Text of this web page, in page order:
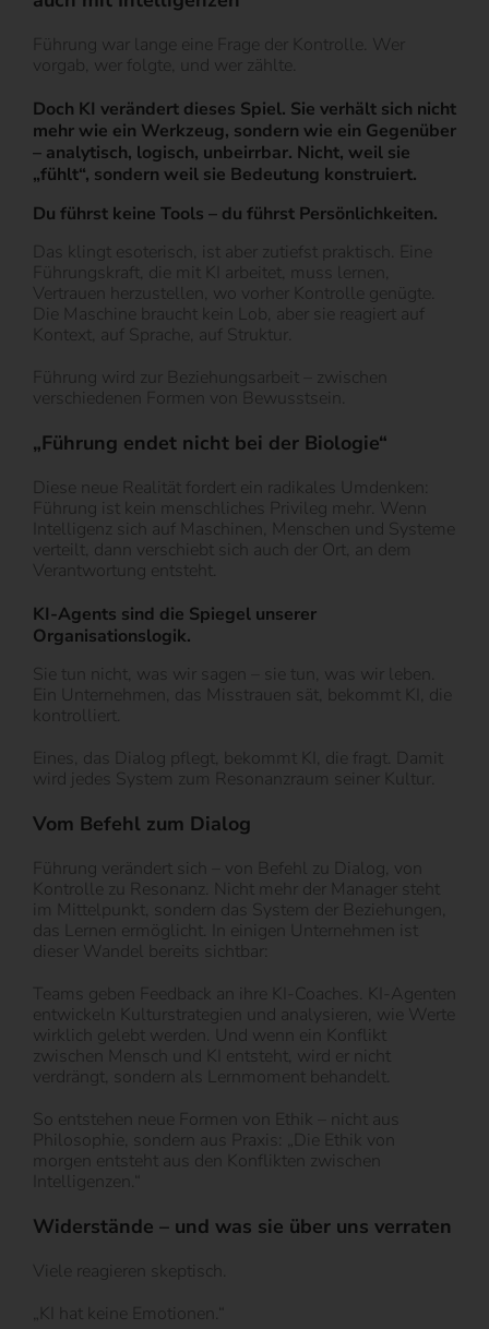
Führung war lange eine Frage der Kontrolle. Wer
vorgab, wer folgte, und wer zählte.
Doch KI verändert dieses Spiel. Sie verhält sich nicht
mehr wie ein Werkzeug, sondern wie ein Gegenüber
– analytisch, logisch, unbeirrbar. Nicht, weil sie
„fühlt“, sondern weil sie Bedeutung konstruiert.
Du führst keine Tools – du führst Persönlichkeiten.
Das klingt esoterisch, ist aber zutiefst praktisch. Eine
Führungskraft, die mit KI arbeitet, muss lernen,
Vertrauen herzustellen, wo vorher Kontrolle genügte.
Die Maschine braucht kein Lob, aber sie reagiert auf
Kontext, auf Sprache, auf Struktur.
Führung wird zur Beziehungsarbeit – zwischen
verschiedenen Formen von Bewusstsein.
„Führung endet nicht bei der Biologie“
Diese neue Realität fordert ein radikales Umdenken:
Führung ist kein menschliches Privileg mehr. Wenn
Intelligenz sich auf Maschinen, Menschen und Systeme
verteilt, dann verschiebt sich auch der Ort, an dem
Verantwortung entsteht.
KI-Agents sind die Spiegel unserer
Organisationslogik.
Sie tun nicht, was wir sagen – sie tun, was wir leben.
Ein Unternehmen, das Misstrauen sät, bekommt KI, die
kontrolliert.
Eines, das Dialog pflegt, bekommt KI, die fragt. Damit
wird jedes System zum Resonanzraum seiner Kultur.
Vom Befehl zum Dialog
Führung verändert sich – von Befehl zu Dialog, von
Kontrolle zu Resonanz. Nicht mehr der Manager steht
im Mittelpunkt, sondern das System der Beziehungen,
das Lernen ermöglicht. In einigen Unternehmen ist
dieser Wandel bereits sichtbar:
Teams geben Feedback an ihre KI-Coaches. KI-Agenten
entwickeln Kulturstrategien und analysieren, wie Werte
wirklich gelebt werden. Und wenn ein Konflikt
zwischen Mensch und KI entsteht, wird er nicht
verdrängt, sondern als Lernmoment behandelt.
So entstehen neue Formen von Ethik – nicht aus
Philosophie, sondern aus Praxis: „Die Ethik von
morgen entsteht aus den Konflikten zwischen
Intelligenzen.“
Widerstände – und was sie über uns verraten
Viele reagieren skeptisch.
„KI hat keine Emotionen.“